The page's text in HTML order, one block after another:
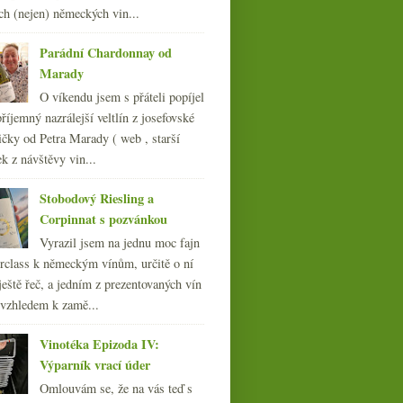
(249)
(108)
(nejen) německých vin...
Parádní Chardonnay od
Marady
O víkendu jsem s přáteli popíjel
nazrálejší veltlín z josefovské
od Petra Marady ( web , starší
z návštěvy vin...
Stobodový Riesling a
Corpinnat s pozvánkou
Vyrazil jsem na jednu moc fajn
k německým vínům, určitě o ní
řeč, a jedním z prezentovaných vín
k zamě...
Vinotéka Epizoda IV:
Výparník vrací úder
Omlouvám se, že na vás teď s